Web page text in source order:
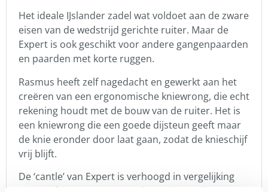
Het ideale IJslander zadel wat voldoet aan de zware
eisen van de wedstrijd gerichte ruiter. Maar de
Expert is ook geschikt voor andere gangenpaarden
en paarden met korte ruggen.
Rasmus heeft zelf nagedacht en gewerkt aan het
creëren van een ergonomische kniewrong, die echt
rekening houdt met de bouw van de ruiter. Het is
een kniewrong die een goede dijsteun geeft maar
de knie eronder door laat gaan, zodat de knieschijf
vrij blijft.
De ‘cantle’ van Expert is verhoogd in vergelijking